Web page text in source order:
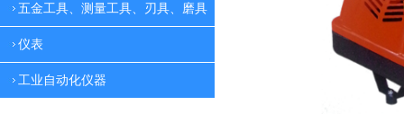
五金工具、测量工具、刃具、磨具
仪表
工业自动化仪器